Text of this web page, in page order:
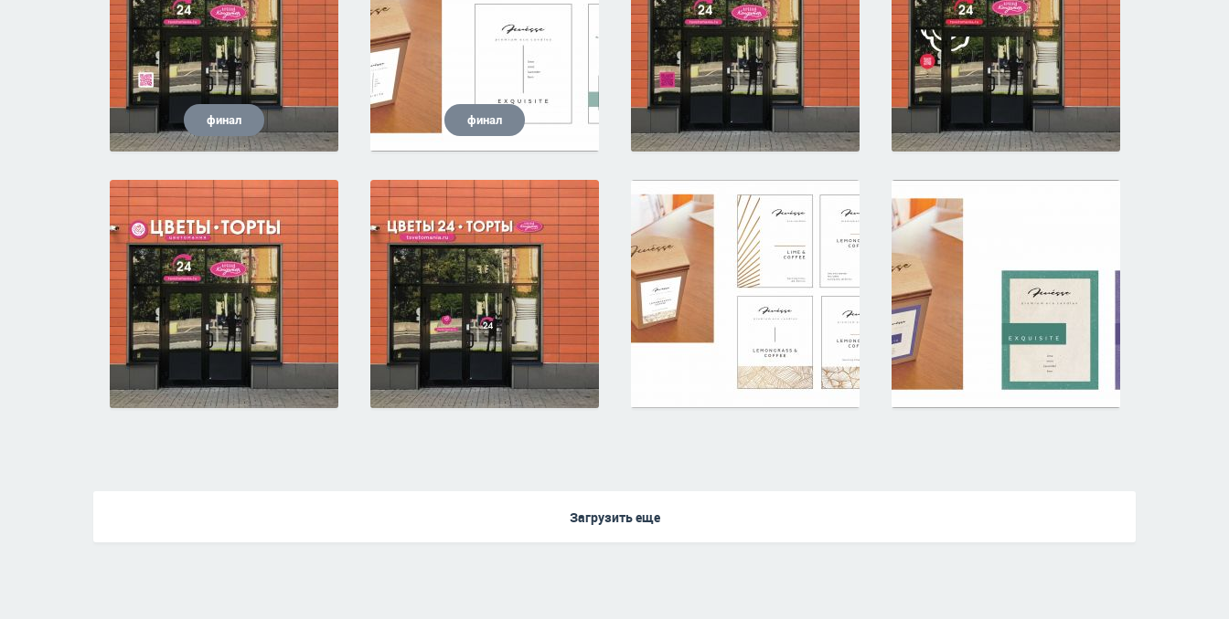
финал финал
Загрузить еще